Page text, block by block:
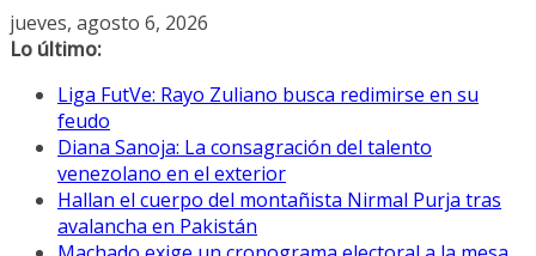
Saltar
al
jueves, agosto 6, 2026
Lo último:
Liga FutVe: Rayo Zuliano busca redimirse en su
feudo
Diana Sanoja: La consagración del talento
venezolano en el exterior
Hallan el cuerpo del montañista Nirmal Purja tras
avalancha en Pakistán